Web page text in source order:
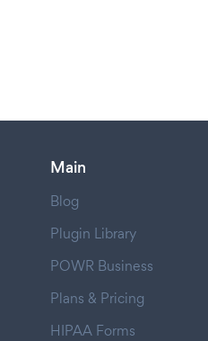
Main
Blog
Plugin Library
POWR Business
Plans & Pricing
HIPAA Forms